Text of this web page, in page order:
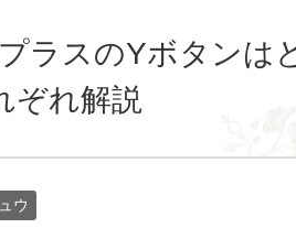
ラスのYボタンは
ぞれ解説
ウ